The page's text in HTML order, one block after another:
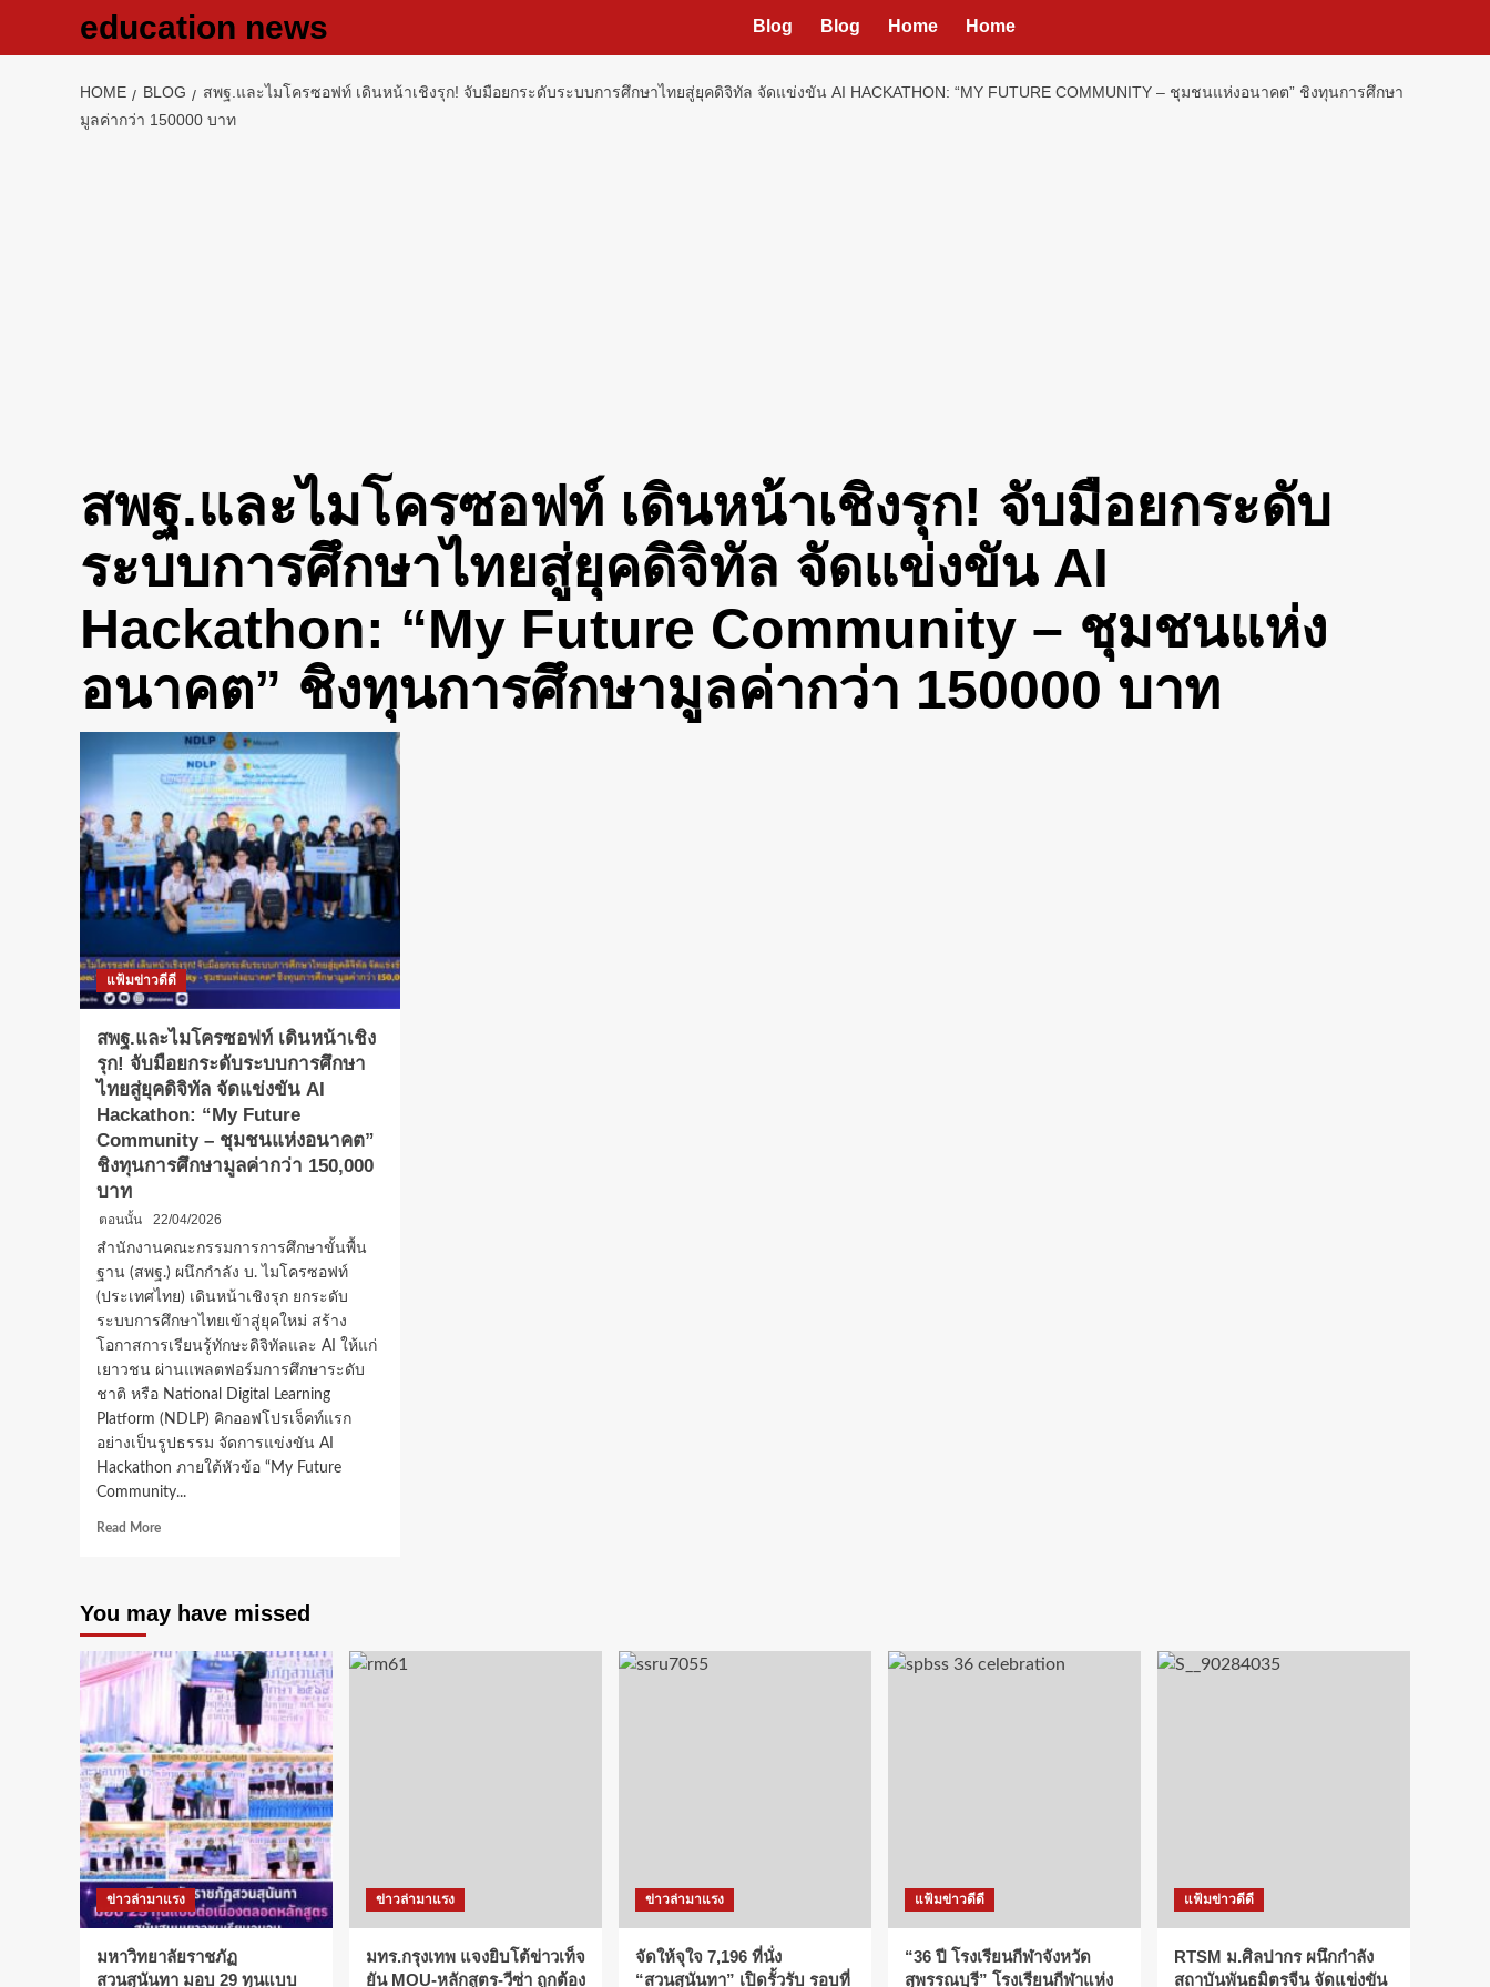
education news Blog Blog Home Home
HOME BLOG
สพฐ.และไมโครซอฟท์ เดินหน้าเชิงรุก! จับมือยกระดับระบบการศึกษาไทยสู่ยุคดิจิทัล จัดแข่งขัน AI HACKATHON: “MY FUTURE COMMUNITY – ชุมชนแห่งอนาคต” ชิงทุนการศึกษา
มูลค่ากว่า 150000 บาท
สพฐ.และไมโครซอฟท์ เดินหน้าเชิงรุก! จับมือยกระดับ
ระบบการศึกษาไทยสู่ยุคดิจิทัล จัดแข่งขัน AI
Hackathon: “My Future Community – ชุมชนแห่ง
อนาคต” ชิงทุนการศึกษามูลค่ากว่า 150000 บาท
แฟ้มข่าวดีดี
สพฐ.และไมโครซอฟท์ เดินหน้าเชิง
รุก! จับมือยกระดับระบบการศึกษา
ไทยสู่ยุคดิจิทัล จัดแข่งขัน AI
Hackathon: “My Future
Community – ชุมชนแห่งอนาคต”
ชิงทุนการศึกษามูลค่ากว่า 150,000
บาท
ตอนนั้น
22/04/2026
สำนักงานคณะกรรมการการศึกษาขั้นพื้น
ฐาน (สพฐ.) ผนึกกำลัง บ. ไมโครซอฟท์
(ประเทศไทย) เดินหน้าเชิงรุก ยกระดับ
ระบบการศึกษาไทยเข้าสู่ยุคใหม่ สร้าง
โอกาสการเรียนรู้ทักษะดิจิทัลและ AI ให้แก่
เยาวชน ผ่านแพลตฟอร์มการศึกษาระดับ
ชาติ หรือ National Digital Learning
Platform (NDLP) คิกออฟโปรเจ็คท์แรก
อย่างเป็นรูปธรรม จัดการแข่งขัน AI
Hackathon ภายใต้หัวข้อ “My Future
Community...
Read MoreRead
ไมโคร
ซอฟท์
เดิน
หน้า
เชิง
จับ
มือ
ยก
ระดับ
ระบบ
การ
ศึกษา
ไทย
สู่
ยุค
ดิจิทัล
จัด
You may have missed
ข่าวล่ามาแรง
มหาวิทยาลัยราชภัฏ
สวนสุนันทา มอบ 29 ทุนแบบ
ข่าวล่ามาแรง
มทร.กรุงเทพ แจงยิบโต้ข่าวเท็จ
ยัน MOU-หลักสูตร-วีซ่า ถูกต้อง
ข่าวล่ามาแรง
จัดให้จุใจ 7,196 ที่นั่ง
“สวนสุนันทา” เปิดรั้วรับ รอบที่
แฟ้มข่าวดีดี
“36 ปี โรงเรียนกีฬาจังหวัด
สุพรรณบุรี” โรงเรียนกีฬาแห่ง
แฟ้มข่าวดีดี
RTSM ม.ศิลปากร ผนึกกำลัง
สถาบันพันธมิตรจีน จัดแข่งขัน